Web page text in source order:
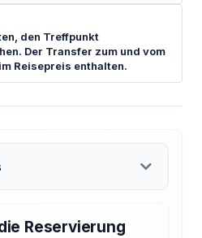
den Treffpunkt
Der Transfer zum und vom
Reisepreis enthalten.
Reservierung